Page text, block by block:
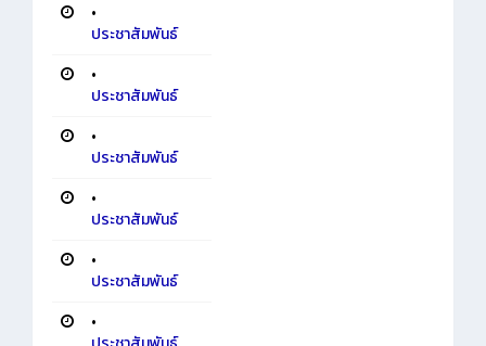
•
ประชาสัมพันธ์
•
ประชาสัมพันธ์
•
ประชาสัมพันธ์
•
ประชาสัมพันธ์
•
ประชาสัมพันธ์
•